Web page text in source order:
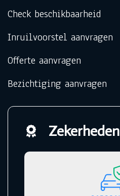
Check beschikbaarheid
Inruilvoorstel aanvragen
Offerte aanvragen
Bezichtiging aanvragen
Zekerheden